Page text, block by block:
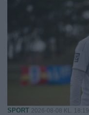
SPORT 2026-08-08 KL. 18:19